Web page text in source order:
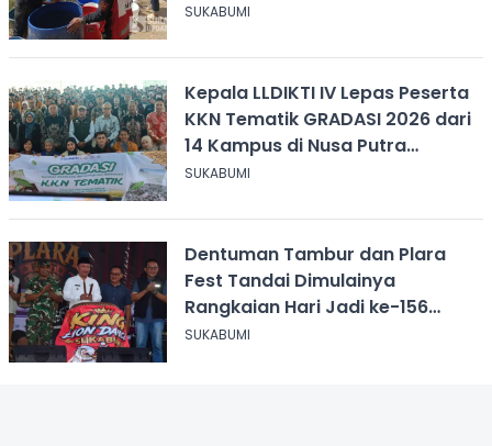
SUKABUMI
Kepala LLDIKTI IV Lepas Peserta
KKN Tematik GRADASI 2026 dari
14 Kampus di Nusa Putra
University
SUKABUMI
Dentuman Tambur dan Plara
Fest Tandai Dimulainya
Rangkaian Hari Jadi ke-156
Kabupaten Sukabumi
SUKABUMI